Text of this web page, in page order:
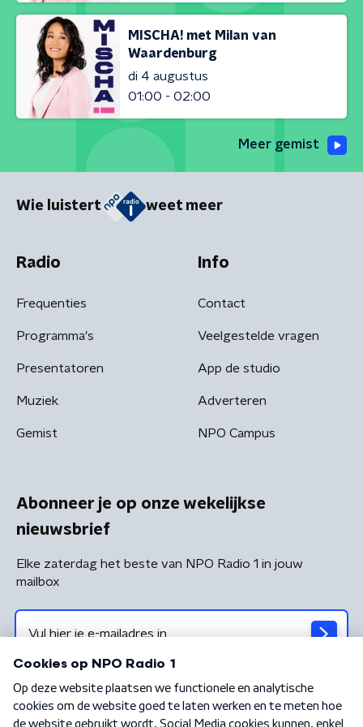
MISCHA! met Milan van
Waardenburg
di 4 augustus
01:00 - 02:00
Meer gemist
Wie luistert weet meer
Radio
Frequenties
Programma's
Presentatoren
Muziek
Gemist
Info
Contact
Veelgestelde vragen
App de studio
Adverteren
NPO Campus
Abonneer je op onze wekelijkse
nieuwsbrief
Elke zaterdag het beste van NPO Radio 1 in jouw
mailbox